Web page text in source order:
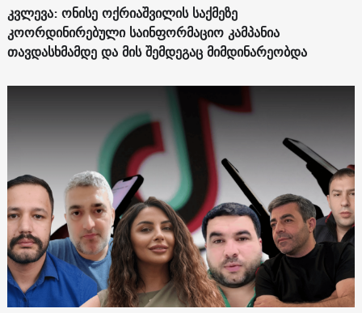
კვლევა: ონისე ოქრიაშვილის საქმეზე
კოორდინირებული საინფორმაციო კამპანია
თავდასხმამდე და მის შემდეგაც მიმდინარეობდა